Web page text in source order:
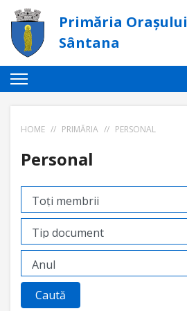
Primăria Orașului
Sântana
HOME // PRIMĂRIA // PERSONAL
Personal
Caută